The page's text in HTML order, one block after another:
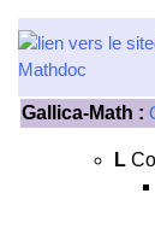
Gallica-Math :
L